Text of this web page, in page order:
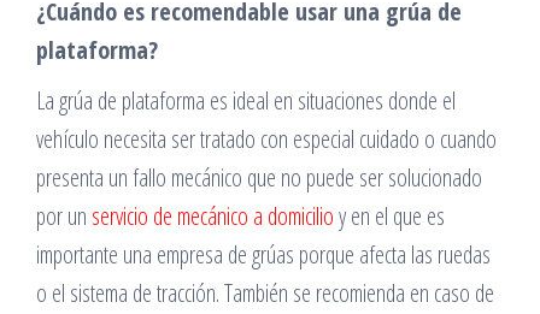
¿Cuándo es recomendable usar una grúa de
plataforma?
La grúa de plataforma es ideal en situaciones donde el
vehículo necesita ser tratado con especial cuidado o cuando
presenta un fallo mecánico que no puede ser solucionado
por un servicio de mecánico a domicilioy en el que es
importante una empresa de grúas porque afecta las ruedas
o el sistema de tracción. También se recomienda en caso de